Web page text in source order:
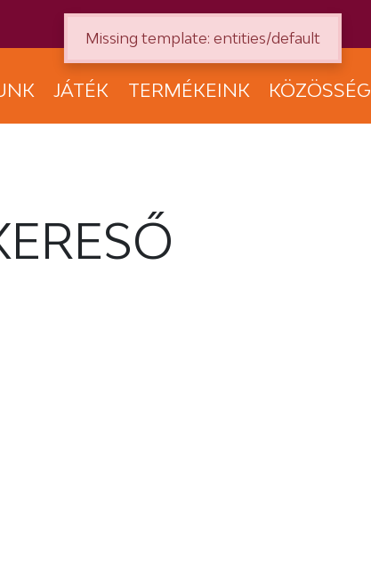
JÁTÉK TERMÉKEINK KÖZÖSSÉG
Missing template: entities/default